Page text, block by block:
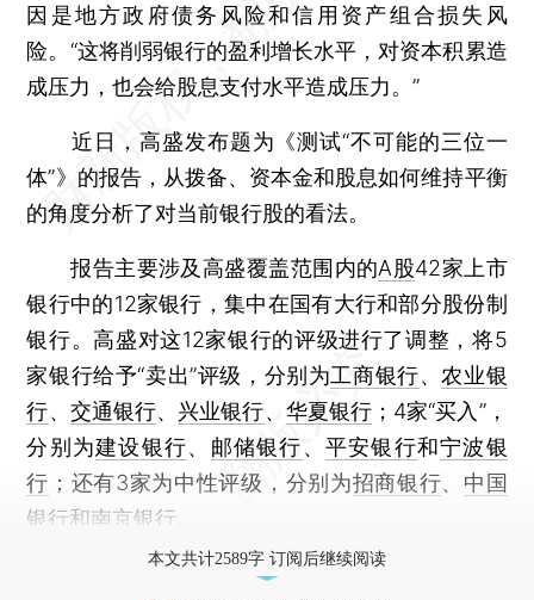
因是地方政府债务风险和信用资产组合损失风
险。“这将削弱银行的盈利增长水平，对资本积累造
成压力，也会给股息支付水平造成压力。”
近日，高盛发布题为《测试“不可能的三位一
体”》的报告，从拨备、资本金和股息如何维持平衡
的角度分析了对当前银行股的看法。
报告主要涉及高盛覆盖范围内的A股42家上市
银行中的12家银行，集中在国有大行和部分股份制
银行。高盛对这12家银行的评级进行了调整，将5
家银行给予“卖出”评级，分别为工商银行、农业银
行、 交通银行、 兴业银行、 华夏银行 ；4家“买入”，
分别为建设银行、 邮储银行、 平安银行和宁波银
行 ；还有3家为中性评级，分别为招商银行、 中国
银行和南京银行
本文共计2589字 订阅后继续阅读